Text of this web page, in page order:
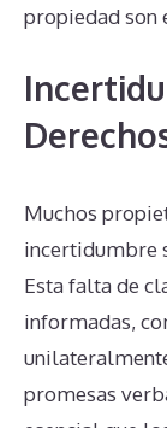
propiedad son
Muchos
incertidumbre
Esta falta de
informadas,
promesas